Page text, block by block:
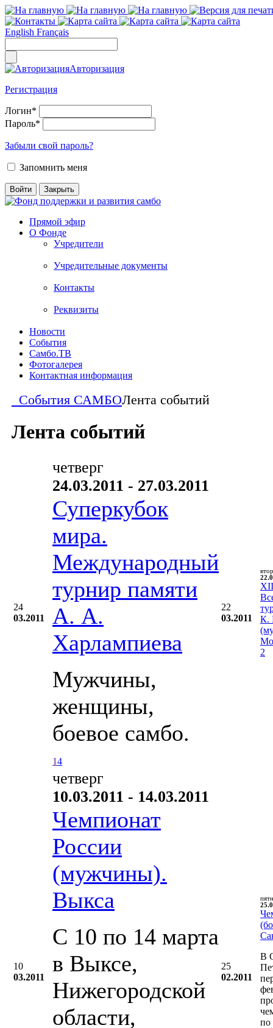
English Français
Авторизация
Регистрация
Логин*
Пароль*
Забыли свой пароль?
Запомнить меня
Прямой эфир
О Фонде
Учредители
Учредительные документы
Контакты
Реквизиты
Новости
События
Самбо.ТВ
Фотогалерея
Контактная информация
События САМБОЛента событий
Лента событий
24
03.2011
четверг
24.03.2011 - 27.03.2011
Суперкубок
мира.
Международный
турнир памяти
А. А.
Харлампиева
Мужчины,
женщины,
боевое самбо.
14
22
03.2011
К.
2
10
03.2011
четверг
10.03.2011 - 14.03.2011
Чемпионат
России
(мужчины).
Выкса
С 10 по 14 марта
в Выксе,
Нижегородской
области,
25
02.2011
В
по